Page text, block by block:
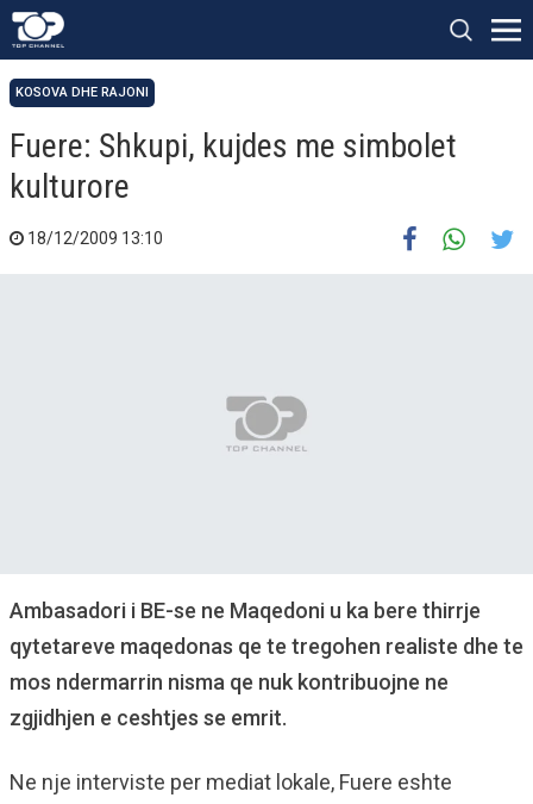
KOSOVA DHE RAJONI
Fuere: Shkupi, kujdes me simbolet
kulturore
18/12/2009 13:10
Ambasadori i BE-se ne Maqedoni u ka bere thirrje
qytetareve maqedonas qe te tregohen realiste dhe te
mos ndermarrin nisma qe nuk kontribuojne ne
zgjidhjen e ceshtjes se emrit.
Ne nje interviste per mediat lokale, Fuere eshte